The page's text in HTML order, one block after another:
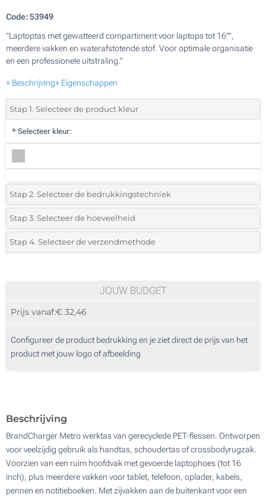
Code:53949
"Laptoptas met gewatteerd compartiment voor laptops tot 16"",
meerdere vakken en waterafstotende stof. Voor optimale organisatie
en een professionele uitstraling."
+ Beschrijving+ Eigenschappen
Stap 1. Selecteer de product kleur
* Selecteer kleur:
Stap 2. Selecteer de bedrukkingstechniek
*Selecteer de bedrukking en kleuren van het logo:
1 Kleur (Aan een kant)
Digitale full colour transfer (Aan een kant)
Zonder opdruk
Stap 3. Selecteer de hoeveelheid
*Selecteer uit de lijst of voeg het gewenste aantal in
10
50
Stap 4. Selecteer de verzendmethode
JOUW BUDGET
Prijs vanaf:€ 32,46
Configureer de product bedrukking en je ziet direct de prijs van het
product met jouw logo of afbeelding
Beschrijving
BrandCharger Metro werktas van gerecyclede PET-flessen. Ontworpen
voor veelzijdig gebruik als handtas, schoudertas of crossbodyrugzak.
Voorzien van een ruim hoofdvak met gevoerde laptophoes (tot 16
inch), plus meerdere vakken voor tablet, telefoon, oplader, kabels,
pennen en notitieboeken. Met zijvakken aan de buitenkant voor een